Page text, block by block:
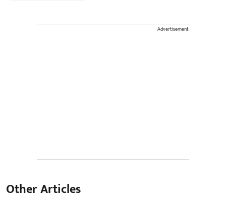
Advertisement
Other Articles